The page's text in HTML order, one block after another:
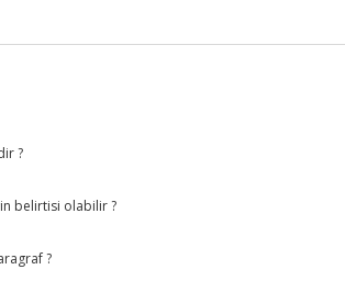
?
belirtisi olabilir ?
?